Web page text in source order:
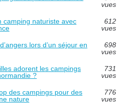
vues
camping naturiste avec
612
vues
lors d’un séjour en
698
vues
adorent les campings
?
731
vues
des campings pour des
nature
776
vues